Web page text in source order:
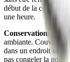
début de la
une heure.
Conservation/
ambiante. Couvrir
dans un endroit sec
pas congeler la